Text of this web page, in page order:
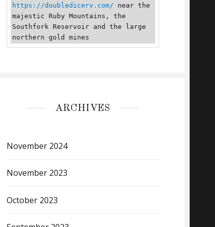
https://doubledicerv.com/ near the
majestic Ruby Mountains, the
Southfork Reservoir and the large
northern gold mines
ARCHIVES
November 2024
November 2023
October 2023